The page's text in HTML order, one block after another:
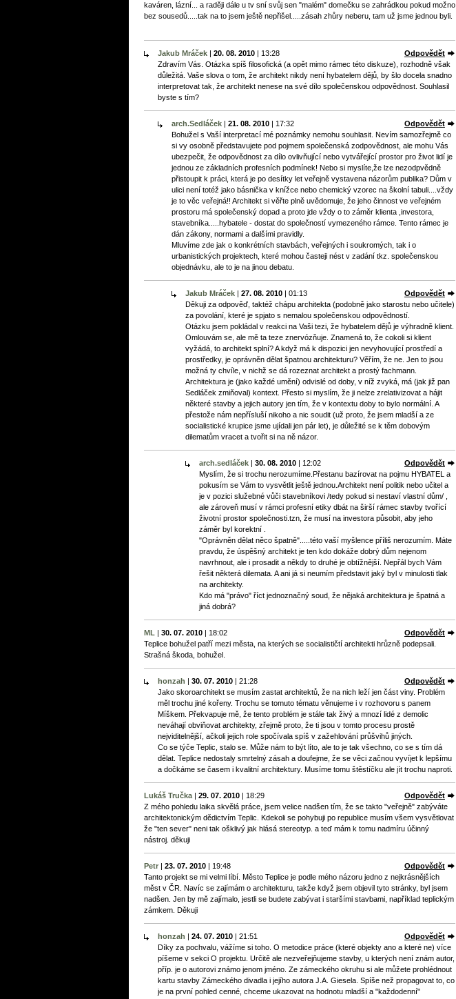
kaváren, lázní... a raději dále u tv sní svůj sen "malém" domečku se zahrádkou pokud možno
bez sousedů.....tak na to jsem ještě nepřišel.....zásah zhůry neberu, tam už jsme jednou byli.
Jakub Mráček | 20. 08. 2010 | 13:28
Odpovědět
Zdravím Vás. Otázka spíš filosofická (a opět mimo rámec této diskuze), rozhodně však
důležitá. Vaše slova o tom, že architekt nikdy není hybatelem dějů, by šlo docela snadno
interpretovat tak, že architekt nenese na své dílo společenskou odpovědnost. Souhlasil
byste s tím?
arch.Sedláček | 21. 08. 2010 | 17:32
Odpovědět
Bohužel s Vaší interpretací mé poznámky nemohu souhlasit. Nevím samozřejmě co
si vy osobně představujete pod pojmem společenská zodpovědnost, ale mohu Vás
ubezpečit, že odpovědnost za dílo ovlivňující nebo vytvářející prostor pro život lidí je
jednou ze základních profesních podmínek! Nebo si myslíte,že lze nezodpvědně
přistoupit k práci, která je po desítky let veřejně vystavena názorům publika? Dům v
ulici není totéž jako básnička v knížce nebo chemický vzorec na školní tabuli....vždy
je to věc veřejná!! Architekt si věřte plně uvědomuje, že jeho činnost ve veřejném
prostoru má společenský dopad a proto jde vždy o to záměr klienta ,investora,
stavebníka.....hybatele - dostat do společností vymezeného rámce. Tento rámec je
dán zákony, normami a dalšími pravidly.
Mluvíme zde jak o konkrétních stavbách, veřejných i soukromých, tak i o
urbanistických projektech, které mohou časteji nést v zadání tkz. společenskou
objednávku, ale to je na jinou debatu.
Jakub Mráček | 27. 08. 2010 | 01:13
Odpovědět
Děkuji za odpověď, taktéž chápu architekta (podobně jako starostu nebo učitele)
za povolání, které je spjato s nemalou společenskou odpovědností.
Otázku jsem pokládal v reakci na Vaši tezi, že hybatelem dějů je výhradně klient.
Omlouvám se, ale mě ta teze znervózňuje. Znamená to, že cokoli si klient
vyžádá, to architekt splní? A když má k dispozici jen nevyhovující prostředí a
prostředky, je oprávněn dělat špatnou architekturu? Věřím, že ne. Jen to jsou
možná ty chvíle, v nichž se dá rozeznat architekt a prostý fachmann.
Architektura je (jako každé umění) odvislé od doby, v níž zvyká, má (jak již pan
Sedláček zmiňoval) kontext. Přesto si myslím, že ji nelze zrelativizovat a hájit
některé stavby a jejich autory jen tím, že v kontextu doby to bylo normální. A
přestože nám nepřísluší nikoho a nic soudit (už proto, že jsem mladší a ze
socialistické krupice jsme ujídali jen pár let), je důležité se k těm dobovým
dilematům vracet a tvořit si na ně názor.
arch.sedláček | 30. 08. 2010 | 12:02
Odpovědět
Myslím, že si trochu nerozumíme.Přestanu bazírovat na pojmu HYBATEL a
pokusím se Vám to vysvětlit ještě jednou.Architekt není politik nebo učitel a
je v pozici služebné vůči stavebníkovi /tedy pokud si nestaví vlastní dům/ ,
ale zároveň musí v rámci profesní etiky dbát na širší rámec stavby tvořící
životní prostor společnosti.tzn, že musí na investora působit, aby jeho
záměr byl korektní .
"Oprávněn dělat něco špatně".....této vaší myšlence příliš nerozumím. Máte
pravdu, že úspěšný architekt je ten kdo dokáže dobrý dům nejenom
navrhnout, ale i prosadit a někdy to druhé je obtížnější. Nepřál bych Vám
řešit některá dilemata. A ani já si neumím představit jaký byl v minulosti tlak
na architekty.
Kdo má "právo" říct jednoznačný soud, že nějaká architektura je špatná a
jiná dobrá?
ML | 30. 07. 2010 | 18:02
Odpovědět
Teplice bohužel patří mezi města, na kterých se socialističtí architekti hrůzně podepsali.
Strašná škoda, bohužel.
honzah | 30. 07. 2010 | 21:28
Odpovědět
Jako skoroarchitekt se musím zastat architektů, že na nich leží jen část viny. Problém
měl trochu jiné kořeny. Trochu se tomuto tématu věnujeme i v rozhovoru s panem
Míškem. Překvapuje mě, že tento problém je stále tak živý a mnozí lidé z demolic
neváhají obviňovat architekty, zřejmě proto, že ti jsou v tomto procesu prostě
nejviditelnější, ačkoli jejich role spočívala spíš v zažehlování průšvihů jiných.
Co se týče Teplic, stalo se. Může nám to být líto, ale to je tak všechno, co se s tím dá
dělat. Teplice nedostaly smrtelný zásah a doufejme, že se věci začnou vyvíjet k lepšímu
a dočkáme se časem i kvalitní architektury. Musíme tomu štěstíčku ale jít trochu naproti.
Lukáš Tručka | 29. 07. 2010 | 18:29
Odpovědět
Z mého pohledu laika skvělá práce, jsem velice nadšen tím, že se takto "veřejně" zabýváte
architektonickým dědictvím Teplic. Kdekoli se pohybuji po republice musím všem vysvětlovat
že "ten sever" neni tak ošklivý jak hlásá stereotyp. a teď mám k tomu nadmíru účinný
nástroj. děkuji
Petr | 23. 07. 2010 | 19:48
Odpovědět
Tanto projekt se mi velmi líbí. Město Teplice je podle mého názoru jedno z nejkrásnějších
měst v ČR. Navíc se zajímám o architekturu, takže když jsem objevil tyto stránky, byl jsem
nadšen. Jen by mě zajímalo, jestli se budete zabývat i staršími stavbami, například teplickým
zámkem. Děkuji
honzah | 24. 07. 2010 | 21:51
Odpovědět
Díky za pochvalu, vážíme si toho. O metodice práce (které objekty ano a které ne) více
píšeme v sekci O projektu. Určitě ale nezveřejňujeme stavby, u kterých není znám autor,
příp. je o autorovi známo jenom jméno. Ze zámeckého okruhu si ale můžete prohlédnout
kartu stavby Zámeckého divadla i jejího autora J.A. Giesela. Spíše než propagovat to, co
je na první pohled cenné, chceme ukazovat na hodnotu mladší a "každodenní"